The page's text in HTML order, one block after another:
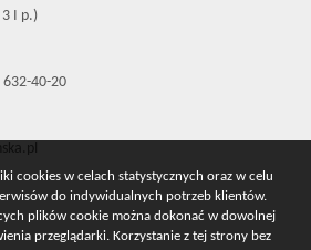
I p.)
40-20
cookies w celach statystycznych oraz w celu
do indywidualnych potrzeb klientów.
plików cookie można dokonać w dowolnej
przeglądarki. Korzystanie z tej strony bez